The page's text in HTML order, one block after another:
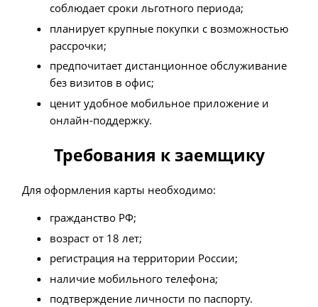
соблюдает сроки льготного периода;
планирует крупные покупки с возможностью
рассрочки;
предпочитает дистанционное обслуживание
без визитов в офис;
ценит удобное мобильное приложение и
онлайн-поддержку.
Требования к заемщику
Для оформления карты необходимо:
гражданство РФ;
возраст от 18 лет;
регистрация на территории России;
наличие мобильного телефона;
подтверждение личности по паспорту.